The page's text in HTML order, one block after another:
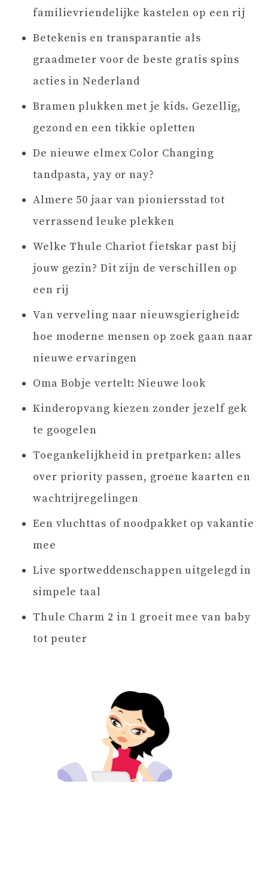
familievriendelijke kastelen op een rij
Betekenis en transparantie als
graadmeter voor de beste gratis spins
acties in Nederland
Bramen plukken met je kids. Gezellig,
gezond en een tikkie opletten
De nieuwe elmex Color Changing
tandpasta, yay or nay?
Almere 50 jaar van pioniersstad tot
verrassend leuke plekken
Welke Thule Chariot fietskar past bij
jouw gezin? Dit zijn de verschillen op
een rij
Van verveling naar nieuwsgierigheid:
hoe moderne mensen op zoek gaan naar
nieuwe ervaringen
Oma Bobje vertelt: Nieuwe look
Kinderopvang kiezen zonder jezelf gek
te googelen
Toegankelijkheid in pretparken: alles
over priority passen, groene kaarten en
wachtrijregelingen
Een vluchttas of noodpakket op vakantie
mee
Live sportweddenschappen uitgelegd in
simpele taal
Thule Charm 2 in 1 groeit mee van baby
tot peuter